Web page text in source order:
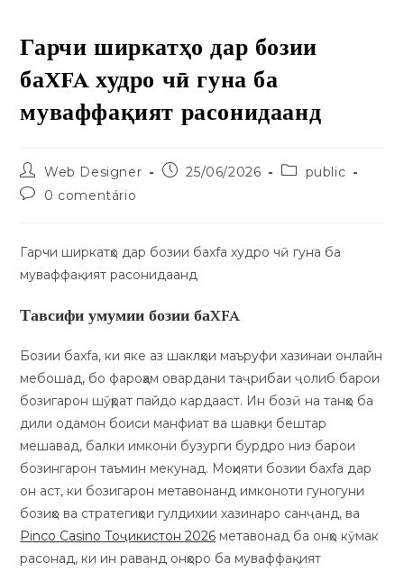
Гарчи ширкатҳо дар бозии
баxfa худро чӣ гуна ба
муваффақият расонидаанд
Web Designer 25/06/2026
public
0 comentário
Гарчи ширкатҳо дар бозии баxfa худро чӣ гуна ба
муваффақият расонидаанд
Тавсифи умумии бозии баxfa
Бозии баxfa, ки яке аз шаклҳои маъруфи хазинаи онлайн
мебошад, бо фароҳам овардани таҷрибаи ҷолиб барои
бозигарон шӯҳрат пайдо кардааст. Ин бозӣ на танҳо ба
дили одамон боиси манфиат ва шавқи бештар
мешавад, балки имкони бузурги бурдро низ барои
бозингарон таъмин мекунад. Моҳияти бозии баxfa дар
он аст, ки бозигарон метавонанд имконоти гуногуни
бозиҳо ва стратегиҳои гулдихии хазинаро санҷанд, ва
Pinco Casino Тоҷикистон 2026 метавонад ба онҳо кӯмак
расонад, ки ин раванд онҳоро ба муваффақият